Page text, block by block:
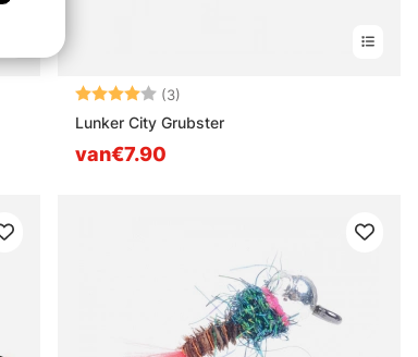
Beoordeling:(3)
Lunker City Grubster
van€7.90